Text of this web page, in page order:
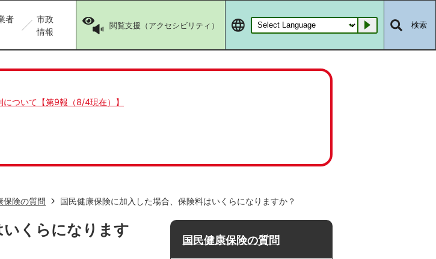
者
市政
情報
閲覧支援（アクセシビリティ） Go 検索
ついて【第9報（8/4現在）】
保険の質問 国民健康保険に加入した場合、保険料はいくらになりますか？
いくらになります
国民健康保険の質問